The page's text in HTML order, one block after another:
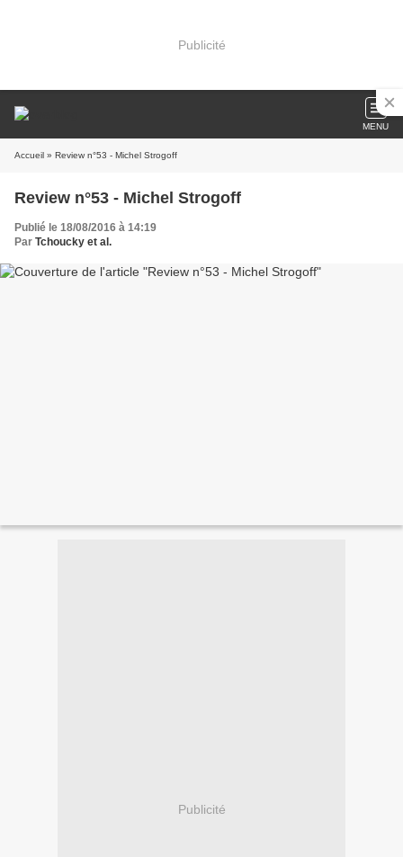
Publicité
MENU
Accueil » Review n°53 - Michel Strogoff
Review n°53 - Michel Strogoff
Publié le 18/08/2016 à 14:19
Par Tchoucky et al.
Publicité